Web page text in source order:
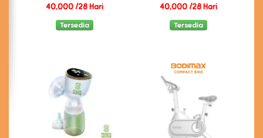
40,000 /28 Hari
Tersedia
40,000 /28 Hari
Tersedia